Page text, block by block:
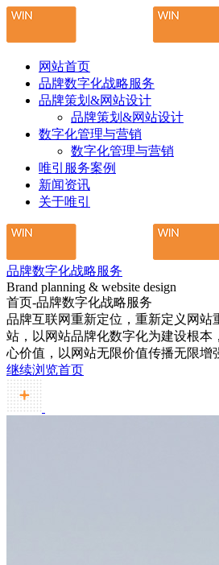
网站首页
品牌数字化战略服务
品牌策划&网站设计
品牌策划&网站设计
数字化管理与营销
数字化管理与营销
唯引服务案例
新闻资讯
关于唯引
品牌数字化战略服务
Brand planning & website design
首页-品牌数字化战略服务
品牌互联网重新定位，重新定义网站
站，以网站品牌化数字化为建设根本
心价值，以网站无限价值传播无限增
继续浏览首页